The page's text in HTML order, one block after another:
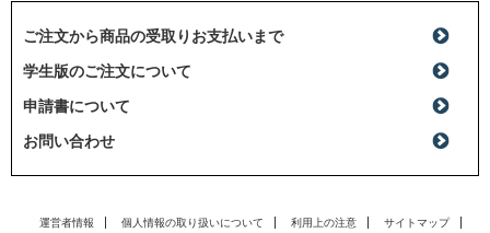
ご注文から商品の受取りお支払いまで
学生版のご注文について
申請書について
お問い合わせ
運営者情報 個人情報の取り扱いについて 利用上の注意 サイトマップ